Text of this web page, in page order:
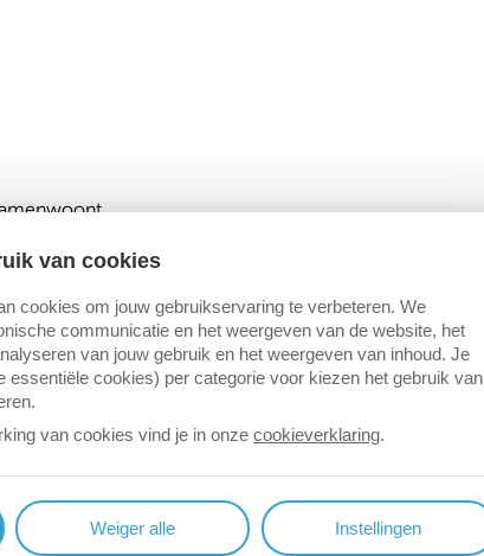
van cookies
cookies om jouw gebruikservaring te verbeteren. We
communicatie en het weergeven van de website, het
van jouw gebruik en het weergeven van inhoud. Je
essentiële cookies) per categorie voor kiezen het gebruik van
van cookies vind je in onze cookieverklaring.
Weiger alle Instellingen